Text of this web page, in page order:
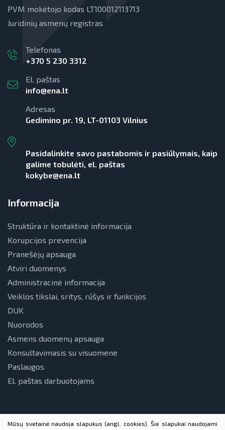
PVM mokėtojo kodas LT100012113713
Juridinių asmenų registras
Telefonas
+370 5 230 3312
El. paštas
info@ena.lt
Adresas
Gedimino pr. 19, LT-01103 Vilnius
Pasidalinkite savo pastabomis ir pasiūlymais, kaip
galime tobulėti, el. paštas
kokybe@ena.lt
Informacija
Struktūra ir kontaktinė informacija
Korupcijos prevencija
Pranešėjų apsauga
Atviri duomenys
Administracinė informacija
Veiklos tikslai, sritys, rūšys ir funkcijos
DUK
Nuorodos
Asmens duomenų apsauga
Konsultavimasis su visuomene
Paslaugos
El. paštas darbuotojams
Mūsų svetainė naudoja slapukus (angl. cookies). Šie slapukai naudojami